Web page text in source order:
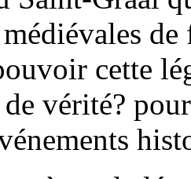
médiévales
cette
vérité?